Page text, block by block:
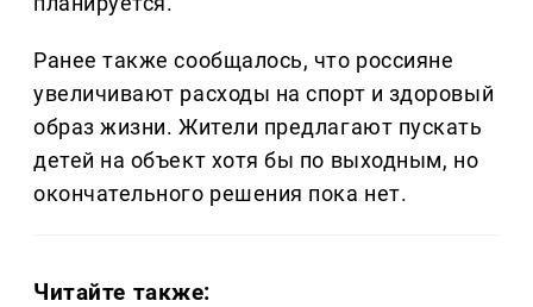
Ранее также сообщалось, что россияне
увеличивают расходы на спорт и здоровый
образ жизни. Жители предлагают пускать
детей на объект хотя бы по выходным, но
окончательного решения пока нет.
Читайте также: